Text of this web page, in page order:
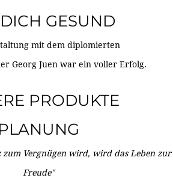
GESUND
mit dem diplomierten
Georg Juen war ein voller Erfolg.
PRODUKTE
PLANUNG
zum Vergnügen wird, wird das Leben zur
Freude"